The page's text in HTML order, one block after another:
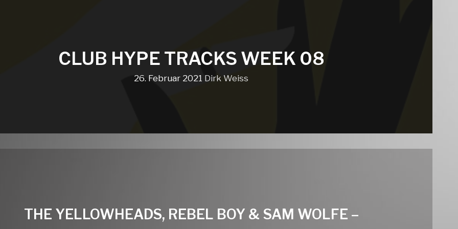
CLUB HYPE TRACKS WEEK 08
26. Februar 2021 Dirk Weiss
THE YELLOWHEADS, REBEL BOY & SAM WOLFE –